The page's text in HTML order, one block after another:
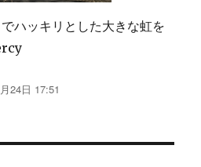
ハッキリとした大きな虹を
24日 17:51